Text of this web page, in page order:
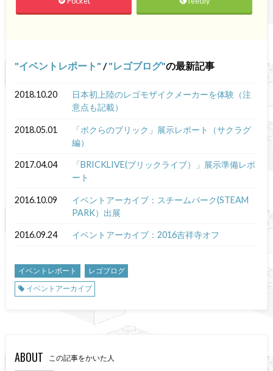
イベントレポート / レゴブログ の最新記事
2018.10.20
日本初上陸のレゴモザイクメーカーを体験（注
意点も記載）
2018.05.01
「ボクらのブリック」展示レポート（サクラグ
編）
2017.04.04
「BRICKLIVE(ブリックライブ）」展示準備レポ
ート
2016.10.09
イベントアーカイブ：スチームパーク(STEAM
PARK）出展
2016.09.24 イベントアーカイブ：2016吉祥寺オフ
イベントレポート
レゴブログ
イベントアーカイブ
ABOUT この記事をかいた人